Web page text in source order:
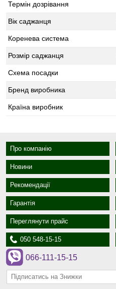
Термін дозрівання
Вік саджанця
Коренева система
Розмір саджанця
Схема посадки
Бренд виробника
Країна виробник
Про компанію
Новини
Рекомендації
Гарантія
Переглянути прайс
050 548-15-15
066-111-15-15